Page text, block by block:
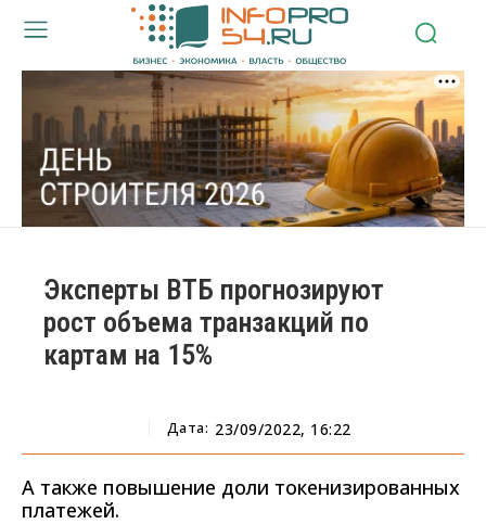
Эксперты ВТБ прогнозируют
рост объема транзакций по
картам на 15%
Дата: 23/09/2022, 16:22
А также повышение доли токенизированных
платежей.